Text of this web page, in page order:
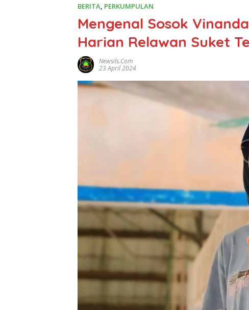
BERITA PERKUMPULAN
Mengenal Sosok
Harian Relawan Suket
Newsils.com
23 April 2024